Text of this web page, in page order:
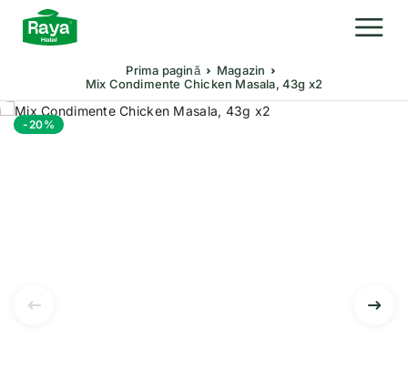
Prima pagină
Magazin
Mix Condimente Chicken Masala, 43g x2
-20%